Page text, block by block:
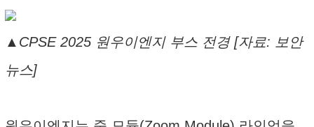
▲CPSE 2025 원우이엔지 부스 전경 [자료: 보안
뉴스]